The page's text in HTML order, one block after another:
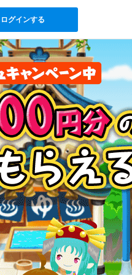
ログインする